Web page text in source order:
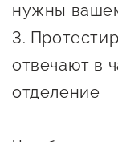
Поддержка
нужны
3.
отвечают в
отделение